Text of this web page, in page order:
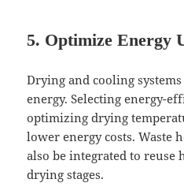
5. Optimize Energy
Drying and cooling
energy. Selecting energy-
optimizing drying
lower energy costs. Waste
also be integrated to reuse
drying stages.